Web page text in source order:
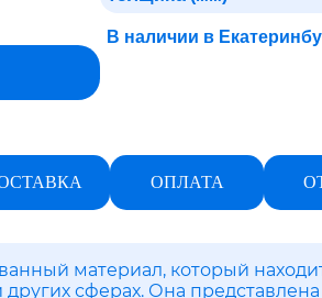
В наличии в
ОПЛАТА
материал, который
сферах. Она